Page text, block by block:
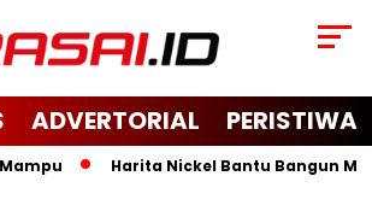
ADVERTORIAL PERISTIWA
Harita Nickel Bantu Bangun